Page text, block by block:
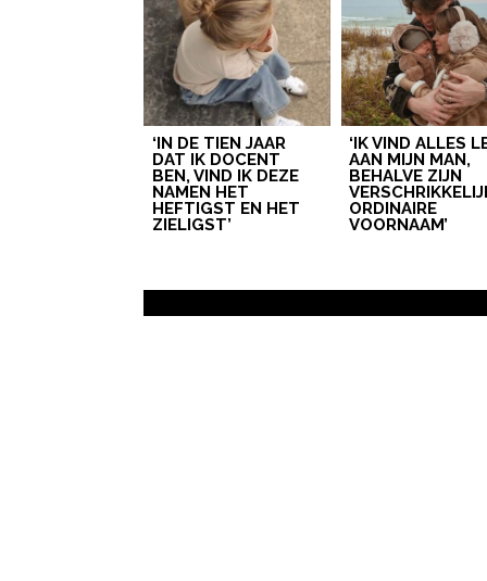
‘IN DE TIEN JAAR
DAT IK DOCENT
BEN, VIND IK DEZE
NAMEN HET
HEFTIGST EN HET
ZIELIGST’
‘IK VIND ALLES
AAN MIJN MAN,
BEHALVE ZIJN
ORDINAIRE
VOORNAAM’